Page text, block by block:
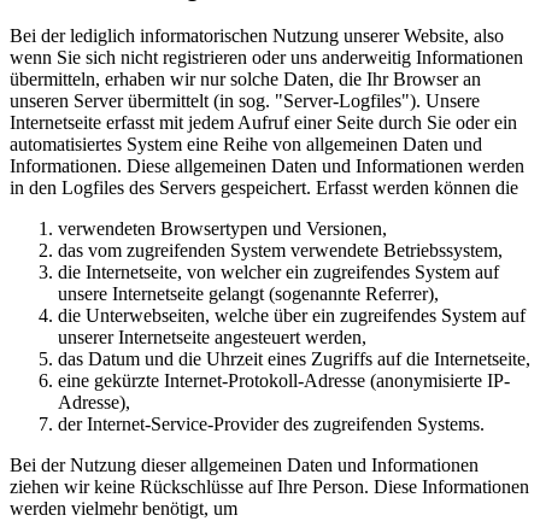
Bei der lediglich informatorischen Nutzung unserer Website, also
wenn Sie sich nicht registrieren oder uns anderweitig Informationen
übermitteln, erhaben wir nur solche Daten, die Ihr Browser an
unseren Server übermittelt (in sog. "Server-Logfiles"). Unsere
Internetseite erfasst mit jedem Aufruf einer Seite durch Sie oder ein
automatisiertes System eine Reihe von allgemeinen Daten und
Informationen. Diese allgemeinen Daten und Informationen werden
in den Logfiles des Servers gespeichert. Erfasst werden können die
verwendeten Browsertypen und Versionen,
das vom zugreifenden System verwendete Betriebssystem,
die Internetseite, von welcher ein zugreifendes System auf
unsere Internetseite gelangt (sogenannte Referrer),
die Unterwebseiten, welche über ein zugreifendes System auf
unserer Internetseite angesteuert werden,
das Datum und die Uhrzeit eines Zugriffs auf die Internetseite,
eine gekürzte Internet-Protokoll-Adresse (anonymisierte IP-
Adresse),
der Internet-Service-Provider des zugreifenden Systems.
Bei der Nutzung dieser allgemeinen Daten und Informationen
ziehen wir keine Rückschlüsse auf Ihre Person. Diese Informationen
werden vielmehr benötigt, um